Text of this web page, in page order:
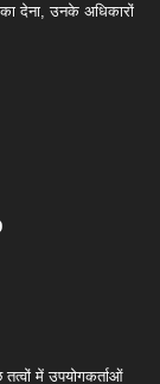
देना, उनके अधिकारों
में उपयोगकर्ताओं